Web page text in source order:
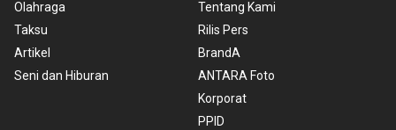
Olahraga
Taksu
Artikel
Seni dan Hiburan
Tentang Kami
Rilis Pers
BrandA
ANTARA Foto
Korporat
PPID